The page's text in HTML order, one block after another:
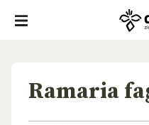
Ramaria